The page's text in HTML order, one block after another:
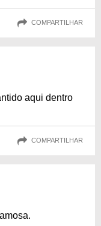
COMPARTILHAR
aqui dentro
COMPARTILHAR